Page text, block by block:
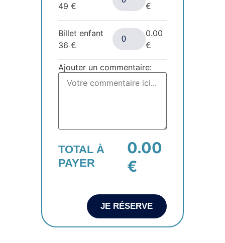
49€
€
Billet enfant
36€
0.00
€
Ajouter un commentaire:
TOTAL À
PAYER
0.00
€
JE RÉSERVE